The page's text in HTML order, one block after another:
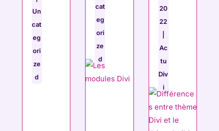
Un
cat
eg
ori
ze
d
cat
eg
ori
ze
d
20
22
Ac
tu
Div
i